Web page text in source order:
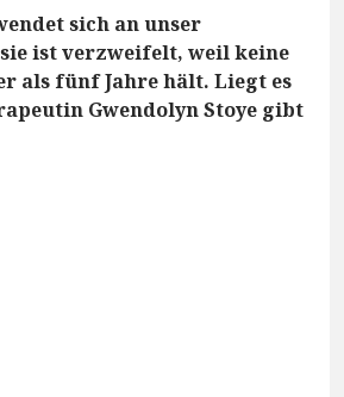
sich an unser
ist verzweifelt, weil keine
als fünf Jahre hält. Liegt es
Gwendolyn Stoye gibt